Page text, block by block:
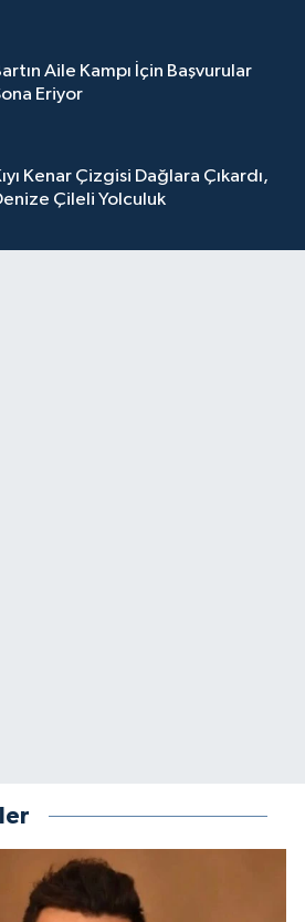
Aile Kampı İçin Başvurular
Eriyor
Kenar Çizgisi Dağlara Çıkardı,
Çileli Yolculuk